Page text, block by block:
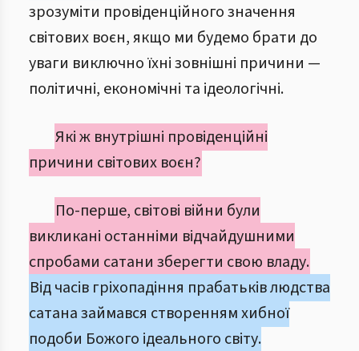
зрозуміти провіденційного значення
світових воєн, якщо ми будемо брати до
уваги виключно їхні зовнішні причини —
політичні, економічні та ідеологічні.
Які ж внутрішні провіденційні
причини світових воєн?
По-перше, світові війни були
викликані останніми відчайдушними
спробами сатани зберегти свою владу.
Від часів гріхопадіння прабатьків людства
сатана займався створенням хибної
подоби Божого ідеального світу.